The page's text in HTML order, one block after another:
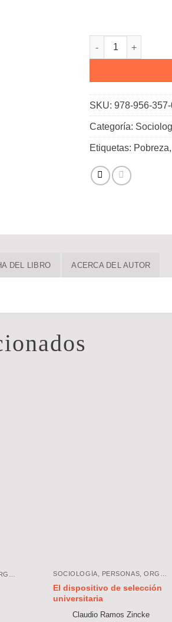
La producción de
SKU: 978-956-
Categoría:
Etiquetas: Pobreza,
DEL LIBRO ACERCA DEL AUTOR
El dispositivo de selección
universitaria
Claudio Ramos Zincke